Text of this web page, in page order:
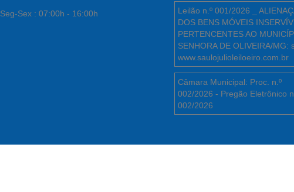
Seg-Sex : 07:00h - 16:00h
Leilão n.º 001/2026 _
DOS BENS MÓVEIS
PERTENCENTES AO
SENHORA DE OLIVEIRA/MG:
www.saulojulioleiloeiro.com.br
Câmara Municipal: Proc. n.º
002/2026 - Pregão Eletrônico
002/2026